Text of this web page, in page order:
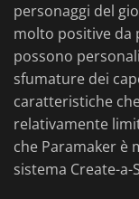
personaggi del
molto positive da
possono
sfumature dei
caratteristiche
relativamente
che Paramaker è
sistema Create-a-